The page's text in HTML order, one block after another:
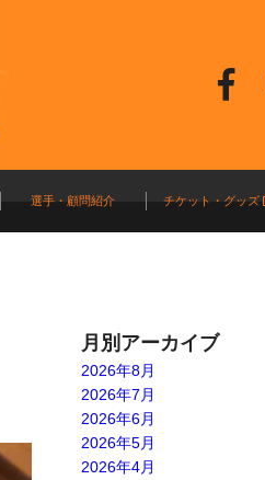
選手・顧問紹介 チケット・グッズ
月別アーカイブ
2026年8月
2026年7月
2026年6月
2026年5月
2026年4月